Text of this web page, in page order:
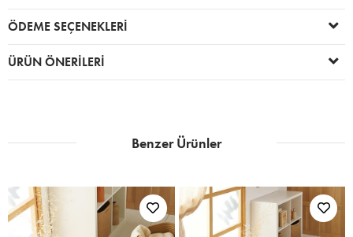
ÖDEME SEÇENEKLERI
ÜRÜN ÖNERILERI
Benzer Ürünler